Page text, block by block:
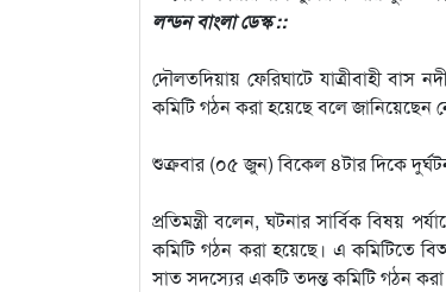
লন্ডন বাংলা ডেস্ক ::
দৌলতদিয়ায় ফেরিঘাটে যাত্রীবাহী
কমিটি গঠন করা হয়েছে বলে জানিয়েছেন
শুক্রবার (০৫ জুন) বিকেল ৪টার দিকে
প্রতিমন্ত্রী বলেন, ঘটনার সার্বিক বিষয়
কমিটি গঠন করা হয়েছে। এ কমিটিতে
সাত সদস্যের একটি তদন্ত কমিটি গঠন